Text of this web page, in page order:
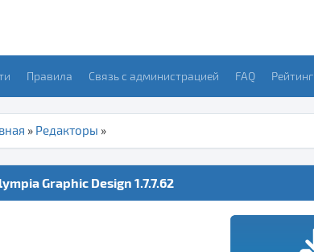
Правила Связь с администрацией FAQ Рейтинг
» Редакторы »
Graphic Design 1.7.7.62